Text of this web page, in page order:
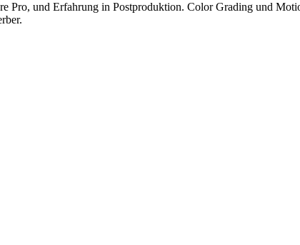
Pro, und Erfahrung in Postproduktion. Color Grading und